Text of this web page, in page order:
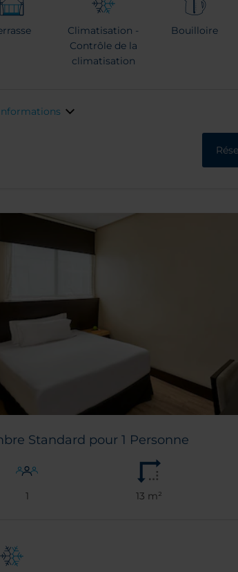
Climatisation -
Contrôle de la
climatisation
Bouilloire
Standard pour 1 Personne
1 13 m²